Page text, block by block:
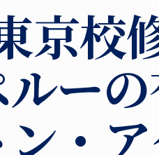
京校
ー
・